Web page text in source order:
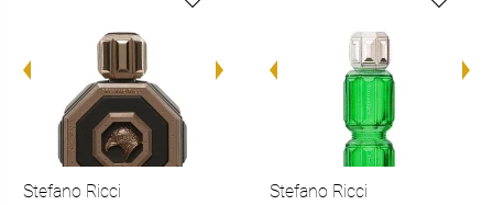
Stefano Ricci
Stefano Ricci